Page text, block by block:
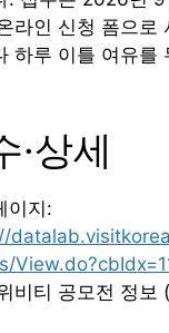
라인 신청 폼으로
하루 이틀 여유를
·상세
이지:
비티 공모전 정보 (